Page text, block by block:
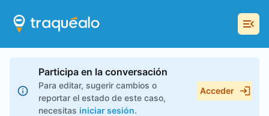
Participa en la conversación
Para editar, sugerir cambios o
reportar el estado de este caso,
necesitas iniciar sesión.
Acceder